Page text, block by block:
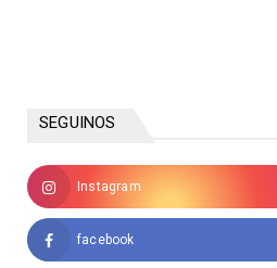
SEGUINOS
Instagram
facebook